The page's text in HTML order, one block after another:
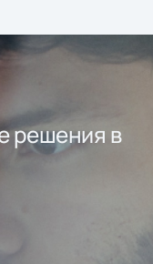
решения в